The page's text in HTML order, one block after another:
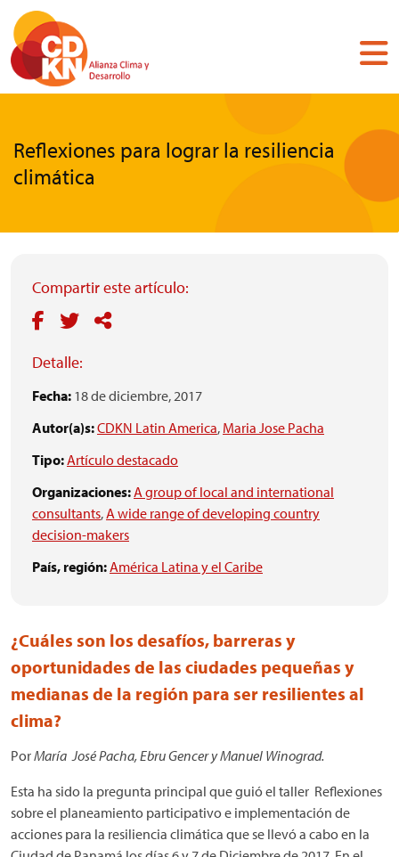
Pasar
contenido
principal
Reflexiones para lograr la resiliencia
climática
Compartir este artículo:
Detalle:
Fecha: 18 de diciembre, 2017
Autor(a)s:CDKN Latin America, Maria Jose Pacha
Tipo:Artículo destacado
Organizaciones:A group of local and international
consultants,A wide range of developing country
decision-makers
País, región:América Latina y el Caribe
¿Cuáles son los desafíos, barreras y
oportunidades de las ciudades pequeñas y
medianas de la región para ser resilientes al
clima?
PorMaría José Pacha, Ebru Gencer y Manuel Winograd.
Esta ha sido la pregunta principal que guió el taller Reflexiones
sobre el planeamiento participativo e implementación de
acciones para la resiliencia climática que se llevó a cabo en la